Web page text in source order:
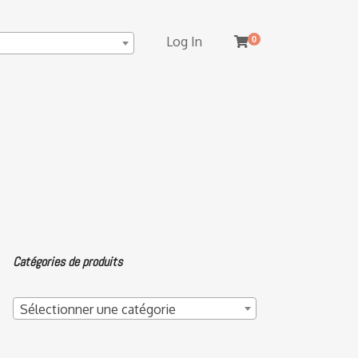
Log In 0
Catégories de produits
Sélectionner une catégorie